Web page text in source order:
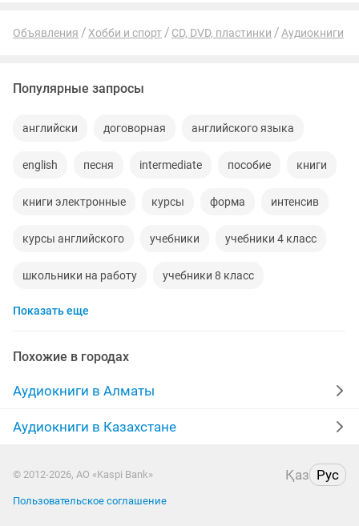
Объявления Хобби и спорт CD, DVD, пластинки Аудиокниги
Популярные запросы
английски договорная английского языка
english песня intermediate пособие книги
книги электронные курсы форма интенсив
курсы английского учебники учебники 4 класс
школьники на работу учебники 8 класс
обучение языкам
учебники за 4 класс
английский язык курсы игровой компьютер
Показать еще
Похожие в городах
Аудиокниги в Алматы
Аудиокниги в Казахстане
© 2012-2026, АО «Kaspi Bank» Қаз Рус
Пользовательское соглашение